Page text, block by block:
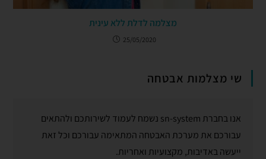
מצלמה לדלת ללא עינית
25/05/2020
שי מצלמות אבטחה
אנו בחברת sn-system נשמח לעמוד לשירותכם ולהתאים
עבורכם את מערכת האבטחה המתאימה עבורכם וכל זאת
ייעשה באדיבות, מקצועיות ואחריות.